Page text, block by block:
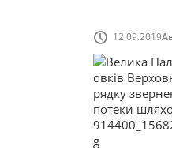
12.09.2019